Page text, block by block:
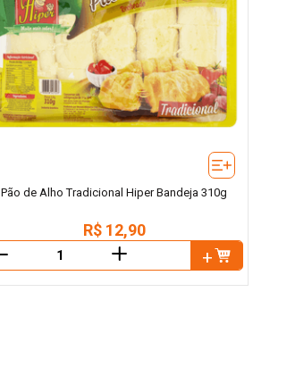
Pão de Alho Tradicional Hiper Bandeja 310g
R$ 12,90
＋